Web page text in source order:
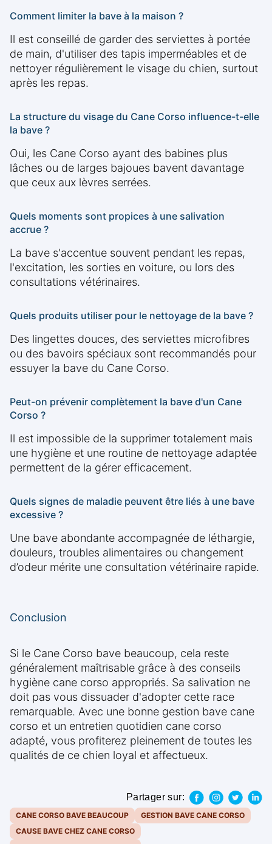
Comment limiter la bave à la maison ?
Il est conseillé de garder des serviettes à portée
de main, d'utiliser des tapis imperméables et de
nettoyer régulièrement le visage du chien, surtout
après les repas.
La structure du visage du Cane Corso influence-t-elle
la bave ?
Oui, les Cane Corso ayant des babines plus
lâches ou de larges bajoues bavent davantage
que ceux aux lèvres serrées.
Quels moments sont propices à une salivation
accrue ?
La bave s'accentue souvent pendant les repas,
l'excitation, les sorties en voiture, ou lors des
consultations vétérinaires.
Quels produits utiliser pour le nettoyage de la bave ?
Des lingettes douces, des serviettes microfibres
ou des bavoirs spéciaux sont recommandés pour
essuyer la bave du Cane Corso.
Peut-on prévenir complètement la bave d'un Cane
Corso ?
Il est impossible de la supprimer totalement mais
une hygiène et une routine de nettoyage adaptée
permettent de la gérer efficacement.
Quels signes de maladie peuvent être liés à une bave
excessive ?
Une bave abondante accompagnée de léthargie,
douleurs, troubles alimentaires ou changement
d’odeur mérite une consultation vétérinaire rapide.
Conclusion
Si le Cane Corso bave beaucoup, cela reste
généralement maîtrisable grâce à des conseils
hygiène cane corso appropriés. Sa salivation ne
doit pas vous dissuader d'adopter cette race
remarquable. Avec une bonne gestion bave cane
corso et un entretien quotidien cane corso
adapté, vous profiterez pleinement de toutes les
qualités de ce chien loyal et affectueux.
Partager sur:
CANE CORSO BAVE BEAUCOUP
GESTION BAVE CANE CORSO
CAUSE BAVE CHEZ CANE CORSO